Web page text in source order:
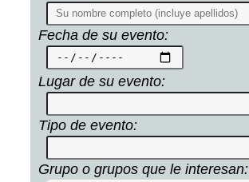
Fecha de su evento:
Lugar de su evento:
Tipo de evento:
Grupo o grupos que le interesan: